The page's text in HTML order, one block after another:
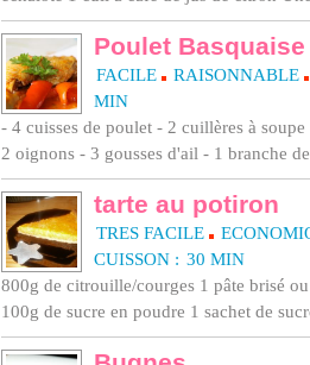
Poulet Basquaise
FACILE RAISONNABLE
MIN
- 4 cuisses de poulet - 2 cuillères à
2 oignons - 3 gousses d'ail - 1 branche
tarte au potiron
TRES FACILE
CUISSON : 30 MIN
800g de citrouille/courges 1 pâte brisé
100g de sucre en poudre 1 sachet de